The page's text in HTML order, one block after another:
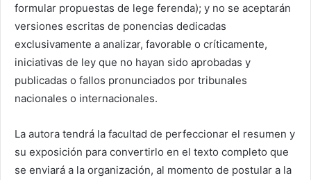
formular propuestas de lege ferenda); y no se aceptarán
versiones escritas de ponencias dedicadas
exclusivamente a analizar, favorable o críticamente,
iniciativas de ley que no hayan sido aprobadas y
publicadas o fallos pronunciados por tribunales
nacionales o internacionales.
La autora tendrá la facultad de perfeccionar el resumen y
su exposición para convertirlo en el texto completo que
se enviará a la organización, al momento de postular a la